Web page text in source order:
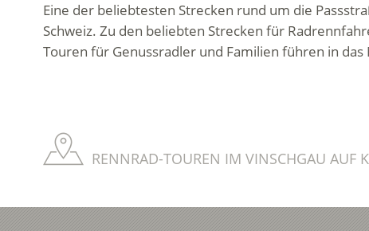
Eine der beliebtesten Strecken rund um die
Schweiz. Zu den beliebten Strecken für
Touren für Genussradler und Familien führen in
RENNRAD-TOUREN IM VINSCHGAU AUF